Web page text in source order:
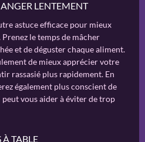
LENTEMENT
astuce efficace pour mieux
le temps de mâcher
et de déguster chaque aliment.
de mieux apprécier votre
rassasié plus rapidement. En
également plus conscient de
peut vous aider à éviter de trop
À TABLE